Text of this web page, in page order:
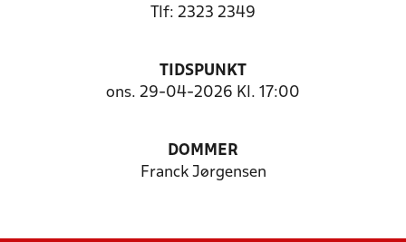
Tlf: 2323 2349
TIDSPUNKT
ons. 29-04-2026 Kl. 17:00
DOMMER
Franck Jørgensen